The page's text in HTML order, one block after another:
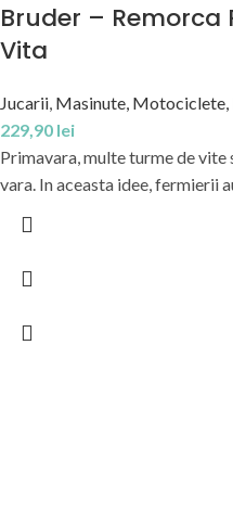
Bruder – Remorca
Vita
Jucarii, Masinute, Motociclete,
229,90 lei
Primavara, multe turme de vite
vara. In aceasta idee, fermierii